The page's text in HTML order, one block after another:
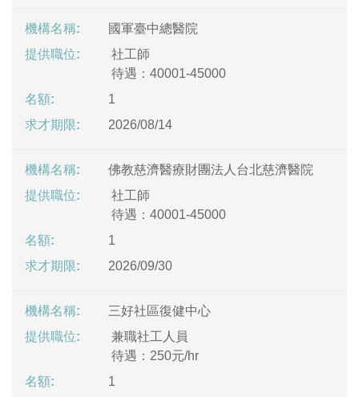
國軍臺中總醫院
社工師
待遇：40001-45000
1
2026/08/14
佛教慈濟醫療財團法人台北慈濟醫院
社工師
待遇：40001-45000
1
2026/09/30
三好社區復健中心
兼職社工人員
待遇：250元/hr
1